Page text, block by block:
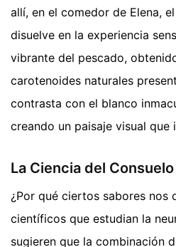
allí, en el comedor de Elena,
disuelve en la experiencia
vibrante del pescado,
carotenoides naturales
contrasta con el blanco
creando un paisaje visual que
La Ciencia del
¿Por qué ciertos sabores nos
científicos que estudian la
sugieren que la combinación